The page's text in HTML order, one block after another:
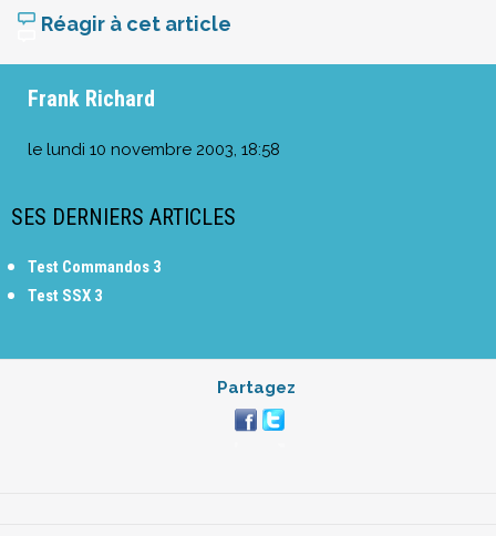
Réagir à cet article
Frank Richard
le lundi 10 novembre 2003, 18:58
SES DERNIERS ARTICLES
Test Commandos 3
Test SSX 3
Partagez